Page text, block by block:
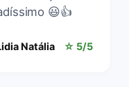
😃👍
Natália ☆ 5/5